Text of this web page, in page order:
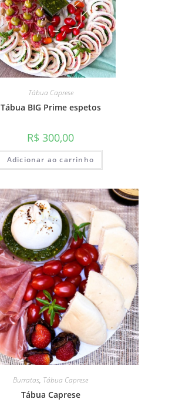
Tábua Caprese
Tábua BIG Prime espetos
R$ 300,00
Adicionar ao carrinho
Burratas, Tábua Caprese
Tábua Caprese